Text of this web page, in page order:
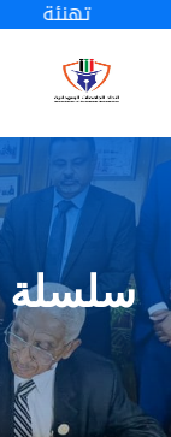
تهنئة
سلسلة